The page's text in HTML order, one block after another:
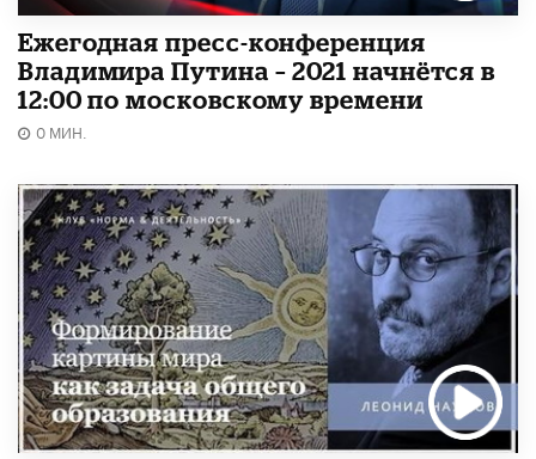
Ежегодная пресс-конференция
Владимира Путина – 2021 начнётся в
12:00 по московскому времени
0 МИН.